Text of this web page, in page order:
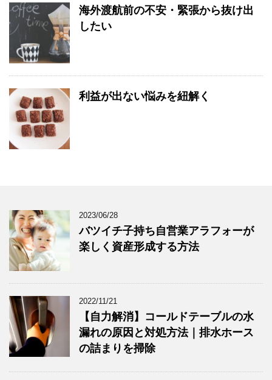
海外渡航前の不安・緊張から抜け出
したい
利益が出ない悩みを紐解く
2023/06/28
バツイチ子持ち自営業アラフォーが
楽しく資産形成する方法
2022/11/21
【自力解消】コールドテーブルの水
漏れの原因と対処方法｜排水ホース
の詰まりを掃除